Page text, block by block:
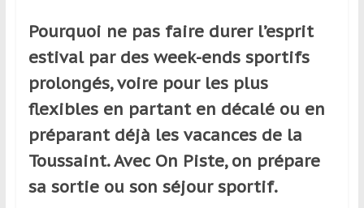
réguliers,
pratiquants,
passionnés
ou
simples
spectateurs
de
sport,
qui
Pourquoi ne pas faire durer l’esprit
estival par des week-ends sportifs
prolongés, voire pour les plus
flexibles en partant en décalé ou en
préparant déjà les vacances de la
Toussaint. Avec On Piste, on prépare
sa sortie ou son séjour sportif.